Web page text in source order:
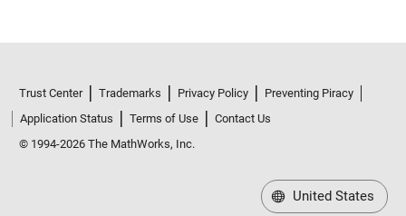
Trust Center Trademarks Privacy Policy
Preventing Piracy
Application Status
Terms of Use
Contact Us
© 1994-2026 The MathWorks, Inc.
United States